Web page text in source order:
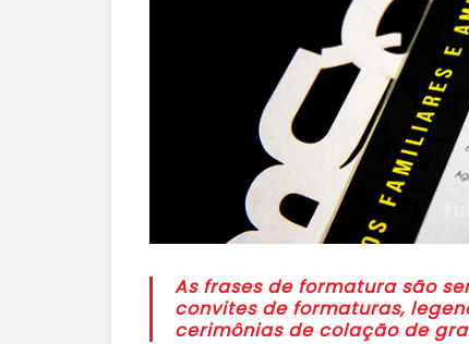
As frases de formatura são
convites de formaturas,
cerimônias de colação de